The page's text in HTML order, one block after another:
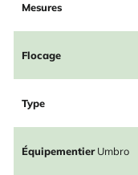
Mesures
Flocage
Type
Équipementier Umbro